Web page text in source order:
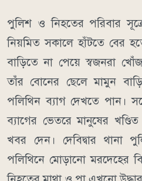
পুলিশ ও নিহতের পরিবার
নিয়মিত সকালে হাঁটতে বের
বাড়িতে না পেয়ে স্বজনরা
তাঁর বোনের ছেলে মামুন
পলিথিন ব্যাগ দেখতে পান।
ব্যাগের ভেতরে মানুষের
খবর দেন। দেবিদ্বার থানা
পলিথিনে মোড়ানো মরদেহের